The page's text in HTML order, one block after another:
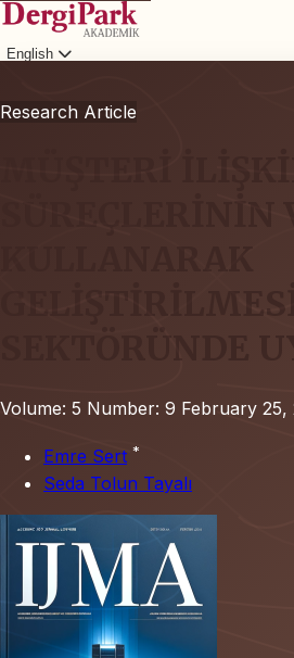
English
Research Article
MÜŞTERİ
SÜREÇLERİNİN
SEKTÖRÜNDE
Volume: 5 Number: 9 February 25,
Emre Sert *
Seda Tolun Tayalı